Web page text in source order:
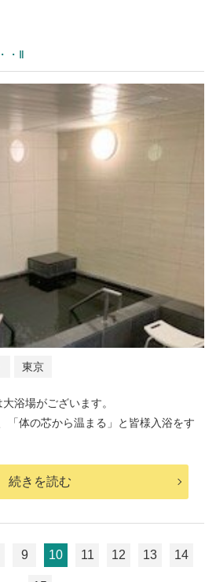
・Ⅱ
東京
浴場がございます。
「体の芯から温まる」と皆様入浴をす
続きを読む
9 10 11 12 13 14